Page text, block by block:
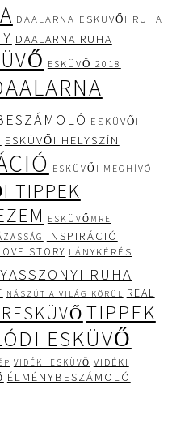
DAALARNA ESKÜVŐI RUHA
DAALARNA RUHA
ESKÜVŐ 2018
ESKÜVŐI
ESKÜVŐI HELYSZÍN
ESKÜVŐI MEGHÍVÓ
TIPPEK
ESKÜVŐMRE
INSPIRÁCIÓ
STORY LÁNYKÉRÉS
RUHA
NÁSZÚT A VILÁG KÖRÜL REAL
TIPPEK
ESKÜVŐ
VIDÉKI ESKÜVŐ VIDÉKI
ÉLMÉNYBESZÁMOLÓ